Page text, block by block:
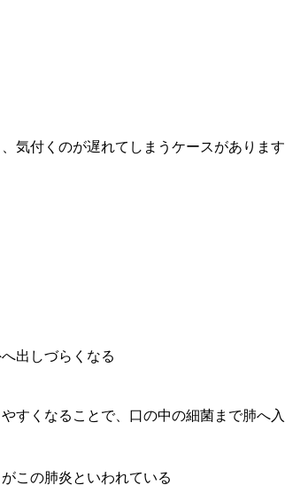
気付くのが遅れてしまうケースがあります
出しづらくなる
すくなることで、口の中の細菌まで肺へ入
この肺炎といわれている